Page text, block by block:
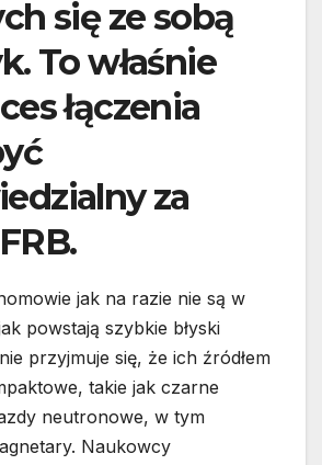
się ze sobą
To właśnie
łączenia
za
jak na razie nie są w
powstają szybkie błyski
przyjmuje się, że ich źródłem
takie jak czarne
neutronowe, w tym
Naukowcy